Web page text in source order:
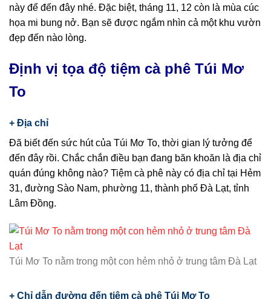
này để đến đây nhé. Đặc biệt, tháng 11, 12 còn là mùa cúc
họa mi bung nở. Bạn sẽ được ngắm nhìn cả một khu vườn
đẹp đến nào lòng.
Định vị tọa độ tiệm cà phê Túi Mơ
To
+ Địa chỉ
Đã biết đến sức hút của Túi Mơ To, thời gian lý tưởng để
đến đây rồi. Chắc chắn điều bạn đang băn khoăn là địa chỉ
quán đúng không nào? Tiệm cà phê này có địa chỉ tại Hẻm
31, đường Sào Nam, phường 11, thành phố Đà Lạt, tỉnh
Lâm Đồng.
Túi Mơ To nằm trong một con hẻm nhỏ ở trung tâm Đà Lạt
+ Chỉ dẫn đường đến tiệm cà phê Túi Mơ To